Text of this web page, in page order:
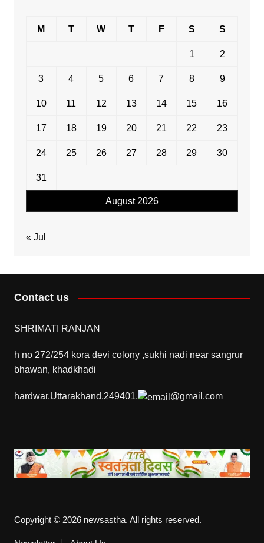
August 2026
M T W T F S S
1 2
3 4 5 6 7 8 9
10 11 12 13 14 15 16
17 18 19 20 21 22 23
24 25 26 27 28 29 30
31
« Jul
Contact us
SHRIMATI RANJAN
h no 272/254 kora devi colony ,sukhi nadi near sangrur
bhawan, khadkhadi
hardwar,Uttarakhand,249401, @gmail.com
Copyright © 2026 newsastha. All rights reserved.